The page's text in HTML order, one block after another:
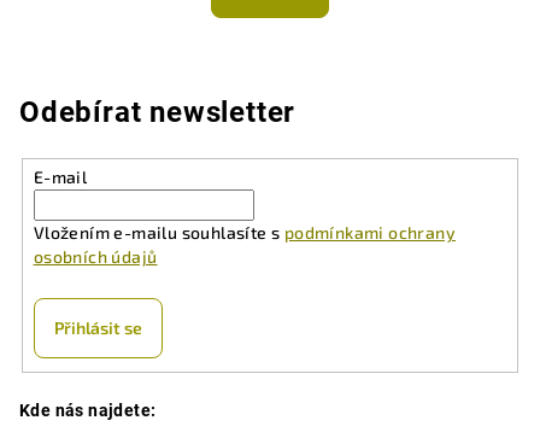
Odebírat newsletter
E-mail
Vložením e-mailu souhlasíte s podmínkami ochrany
osobních údajů
Přihlásit se
Kde nás najdete: